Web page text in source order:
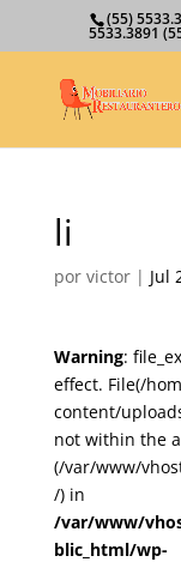
(55)
5533.3891
li
por victor| Jul
Warning:
effect. File(/
content/
not within the
(/var/www/
/) in
/var/www/
blic_html/wp-